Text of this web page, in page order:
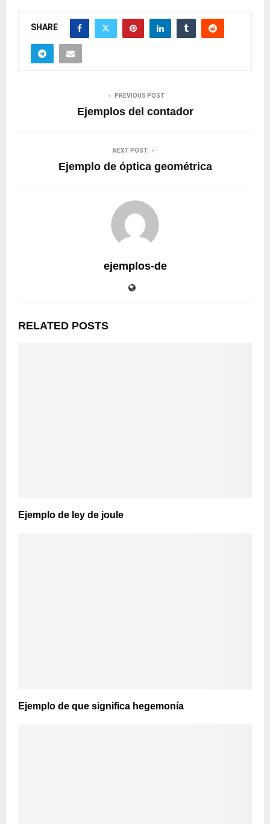
SHARE
PREVIOUS POST
Ejemplos del contador
NEXT POST
Ejemplo de óptica geométrica
ejemplos-de
RELATED POSTS
Ejemplo de ley de joule
Ejemplo de que significa hegemonía